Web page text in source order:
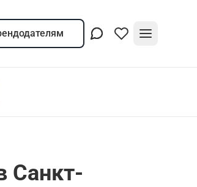
Санкт-